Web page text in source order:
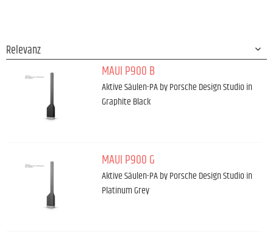
MAUI P900 B
Aktive Säulen-PA by Porsche Design Studio in
Graphite Black
MAUI P900 G
Aktive Säulen-PA by Porsche Design Studio in
Platinum Grey